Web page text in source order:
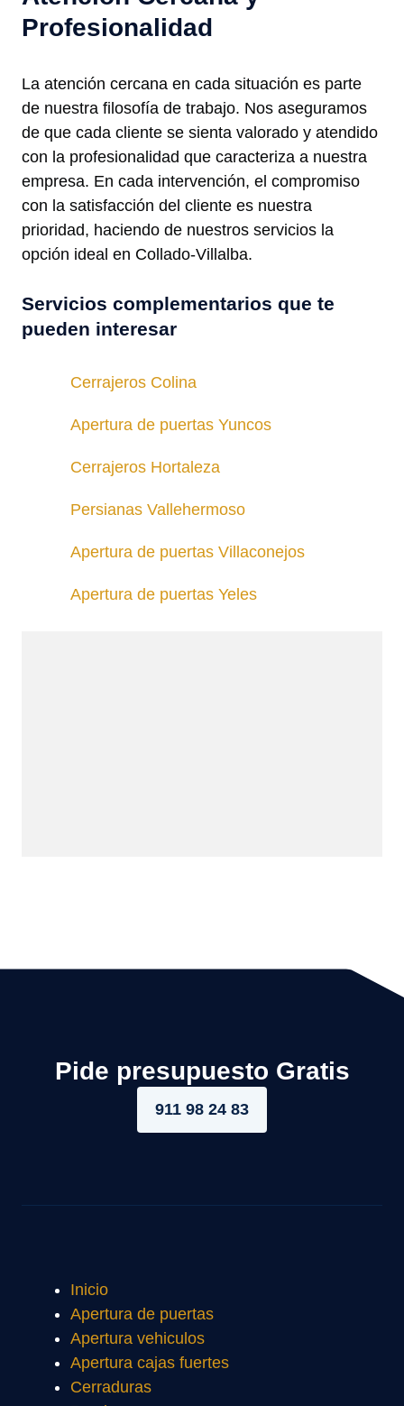
Profesionalidad
La atención cercana en cada situación es parte
de nuestra filosofía de trabajo. Nos aseguramos
de que cada cliente se sienta valorado y atendido
con la profesionalidad que caracteriza a nuestra
empresa. En cada intervención, el compromiso
con la satisfacción del cliente es nuestra
prioridad, haciendo de nuestros servicios la
opción ideal en Collado-Villalba.
Servicios complementarios que te
pueden interesar
Cerrajeros Colina
Apertura de puertas Yuncos
Cerrajeros Hortaleza
Persianas Vallehermoso
Apertura de puertas Villaconejos
Apertura de puertas Yeles
Pide presupuesto Gratis
911 98 24 83
Inicio
Apertura de puertas
Apertura vehiculos
Apertura cajas fuertes
Cerraduras